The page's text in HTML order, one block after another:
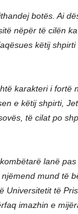
botës. Ai
nëpër të cilën
këtij
karakteri i fortë
e këtij shpirti,
të cilat po
lanë
mund të
Universitetit të
imazhin e